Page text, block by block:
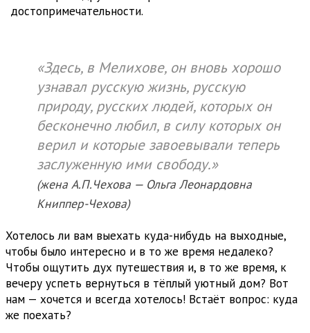
достопримечательности.
«Здесь, в Мелихове, он вновь хорошо
узнавал русскую жизнь, русскую
природу, русских людей, которых он
бесконечно любил, в силу которых он
верил и которые завоевывали теперь
заслуженную ими свободу.»
(жена А.П.Чехова — Ольга Леонардовна
Книппер-Чехова)
Хотелось ли вам выехать куда-нибудь на выходные,
чтобы было интересно и в то же время недалеко?
Чтобы ощутить дух путешествия и, в то же время, к
вечеру успеть вернуться в тёплый уютный дом? Вот
нам — хочется и всегда хотелось! Встаёт вопрос: куда
же поехать?